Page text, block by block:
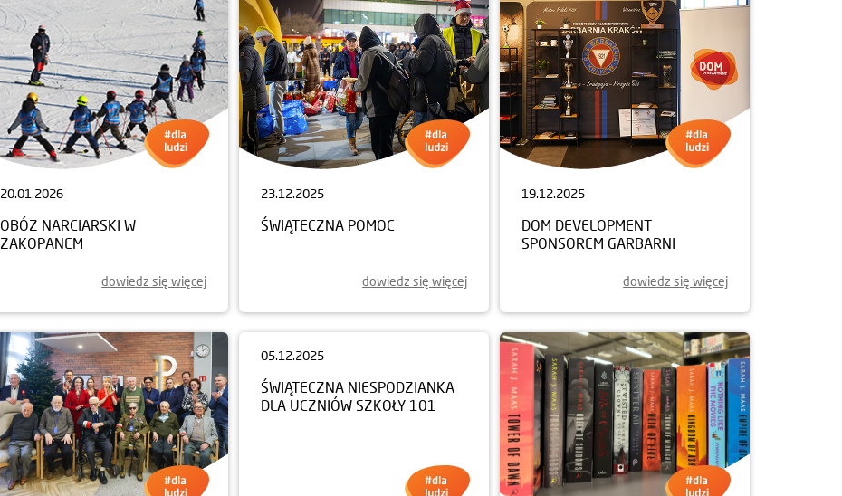
20.01.2026
OBÓZ NARCIARSKI W
ZAKOPANEM
dowiedz się więcej
23.12.2025
ŚWIĄTECZNA POMOC
dowiedz się więcej
19.12.2025
DOM DEVELOPMENT
SPONSOREM GARBARNI
dowiedz się więcej